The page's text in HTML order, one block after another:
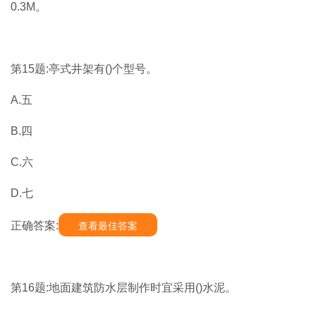
0.3M。
第15题:亭式井架有()个型号。
A.五
B.四
C.六
D.七
正确答案: 查看最佳答案
第16题:地面建筑防水层制作时宜采用()水泥。